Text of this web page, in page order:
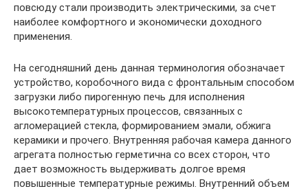
повсюду стали производить электрическими, за счет
наиболее комфортного и экономически доходного
применения.
На сегодняшний день данная терминология обозначает
устройство, коробочного вида с фронтальным способом
загрузки либо пирогенную печь для исполнения
высокотемпературных процессов, связанных с
агломерацией стекла, формированием эмали, обжига
керамики и прочего. Внутренняя рабочая камера данного
агрегата полностью герметична со всех сторон, что
дает возможность выдерживать долгое время
повышенные температурные режимы. Внутренний объем